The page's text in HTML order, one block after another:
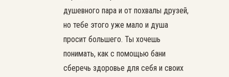
душевного пара и от похвалы друзей,
но тебе этого уже мало и душа
просит большего. Ты хочешь
понимать, как с помощью бани
сберечь здоровье для себя и своих